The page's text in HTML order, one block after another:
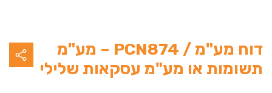
דוח מע"מ / PCN874 – מע"מ
תשומות או מע"מ עסקאות שלילי